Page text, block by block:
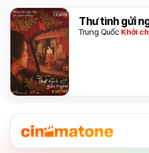
Thư tình gửi
Trung Quốc Khởi